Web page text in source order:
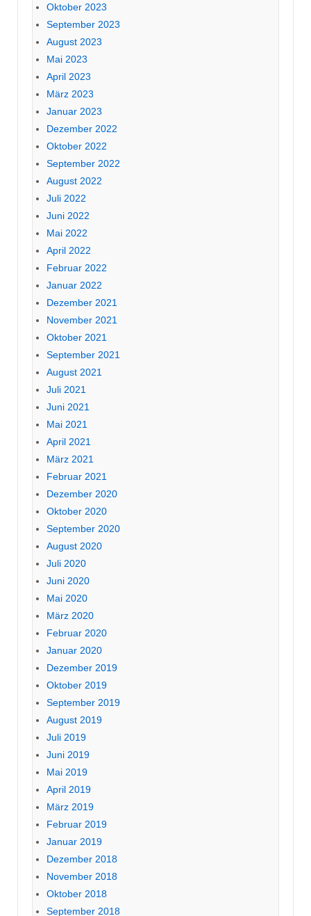
Oktober 2023
September 2023
August 2023
Mai 2023
April 2023
März 2023
Januar 2023
Dezember 2022
Oktober 2022
September 2022
August 2022
Juli 2022
Juni 2022
Mai 2022
April 2022
Februar 2022
Januar 2022
Dezember 2021
November 2021
Oktober 2021
September 2021
August 2021
Juli 2021
Juni 2021
Mai 2021
April 2021
März 2021
Februar 2021
Dezember 2020
Oktober 2020
September 2020
August 2020
Juli 2020
Juni 2020
Mai 2020
März 2020
Februar 2020
Januar 2020
Dezember 2019
Oktober 2019
September 2019
August 2019
Juli 2019
Juni 2019
Mai 2019
April 2019
März 2019
Februar 2019
Januar 2019
Dezember 2018
November 2018
Oktober 2018
September 2018